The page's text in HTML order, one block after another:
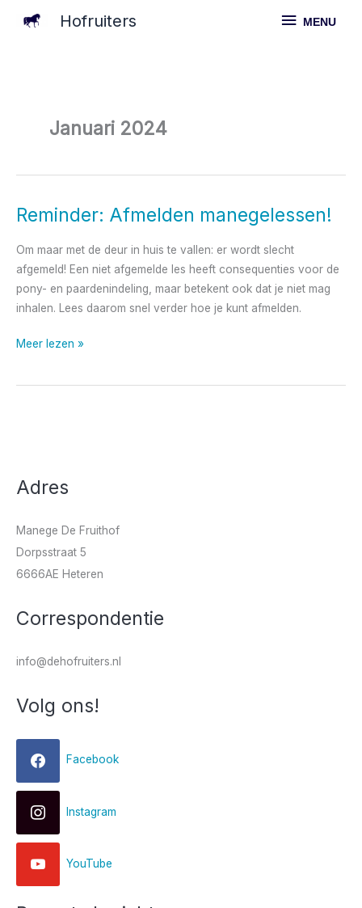
Hofruiters MENU
MENU
Januari 2024
Reminder: Afmelden manegelessen!
Om maar met de deur in huis te vallen: er wordt slecht
afgemeld! Een niet afgemelde les heeft consequenties voor de
pony- en paardenindeling, maar betekent ook dat je niet mag
inhalen. Lees daarom snel verder hoe je kunt afmelden.
Reminder:
manegelessen!
Meer lezen »
Adres
Manege De Fruithof
Dorpsstraat 5
6666AE Heteren
Correspondentie
info@dehofruiters.nl
Volg ons!
Facebook
Instagram
YouTube